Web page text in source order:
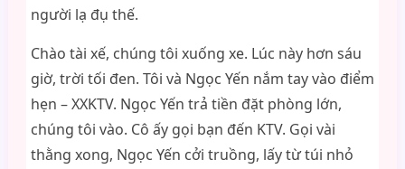
người lạ đụ thế.
Chào tài xế, chúng tôi xuống xe. Lúc này hơn sáu
giờ, trời tối đen. Tôi và Ngọc Yến nắm tay vào điểm
hẹn – XXKTV. Ngọc Yến trả tiền đặt phòng lớn,
chúng tôi vào. Cô ấy gọi bạn đến KTV. Gọi vài
thằng xong, Ngọc Yến cởi truồng, lấy từ túi nhỏ